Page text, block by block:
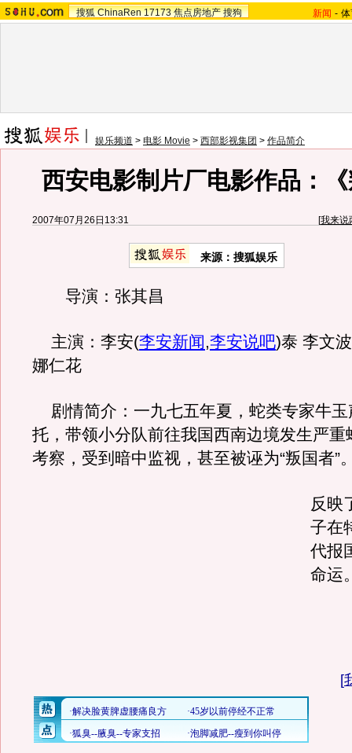
搜狐 ChinaRen 17173 焦点房地产 搜狗 新闻 -
娱乐频道 > 电影 Movie > 西部影视集团 > 作品简介
西安电影制片厂电影作品：
2007年07月26日13:31 [我来说
来源：搜狐娱乐
导演：张其昌
主演：李安(李安新闻,李安说吧)泰 李文
娜仁花
剧情简介：一九七五年夏，蛇类专家牛玉
托，带领小分队前往我国西南边境发生严重
考察，受到暗中监视，甚至被诬为“叛国者”
反映
子在
代报
命运
[